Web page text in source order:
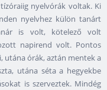
nyelvórák voltak. Ki
nyelvhez külön tanárt
is volt, kötelező volt
napirend volt. Pontos
utána órák, aztán mentek a
utána séta a hegyekbe
is szerveztek. Mindég